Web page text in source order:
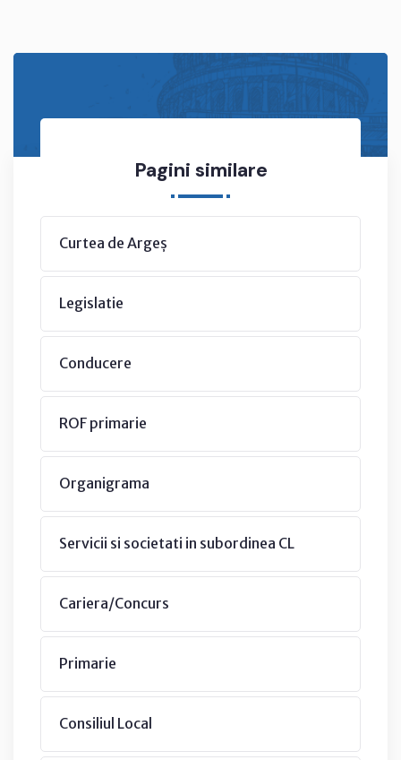
Pagini similare
Curtea de Argeș
Legislatie
Conducere
ROF primarie
Organigrama
Servicii si societati in subordinea CL
Cariera/Concurs
Primarie
Consiliul Local